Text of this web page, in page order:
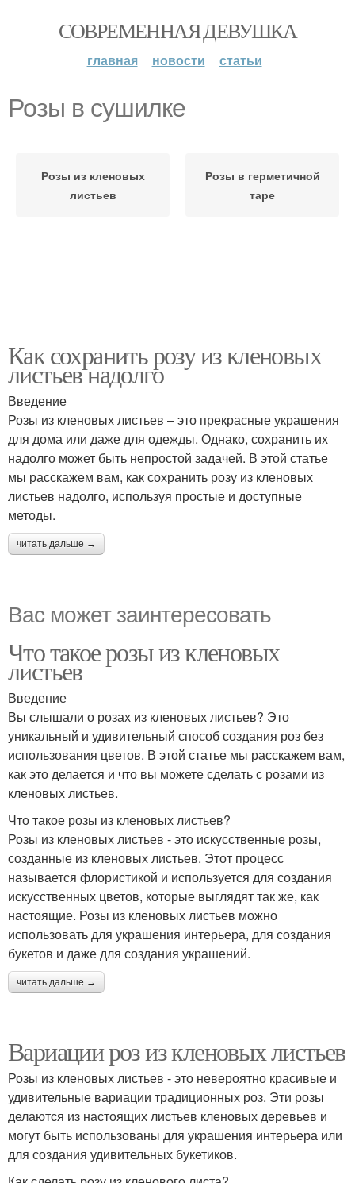
СОВРЕМЕННАЯ ДЕВУШКА
главная новости статьи
Розы в сушилке
Розы из кленовых
листьев
Розы в герметичной
таре
Как сохранить розу из кленовых
листьев надолго
Введение
Розы из кленовых листьев – это прекрасные украшения
для дома или даже для одежды. Однако, сохранить их
надолго может быть непростой задачей. В этой статье
мы расскажем вам, как сохранить розу из кленовых
листьев надолго, используя простые и доступные
методы.
читать дальше →
Вас может заинтересовать
Что такое розы из кленовых
листьев
Введение
Вы слышали о розах из кленовых листьев? Это
уникальный и удивительный способ создания роз без
использования цветов. В этой статье мы расскажем вам,
как это делается и что вы можете сделать с розами из
кленовых листьев.
Что такое розы из кленовых листьев?
Розы из кленовых листьев - это искусственные розы,
созданные из кленовых листьев. Этот процесс
называется флористикой и используется для создания
искусственных цветов, которые выглядят так же, как
настоящие. Розы из кленовых листьев можно
использовать для украшения интерьера, для создания
букетов и даже для создания украшений.
читать дальше →
Вариации роз из кленовых листьев
Розы из кленовых листьев - это невероятно красивые и
удивительные вариации традиционных роз. Эти розы
делаются из настоящих листьев кленовых деревьев и
могут быть использованы для украшения интерьера или
для создания удивительных букетиков.